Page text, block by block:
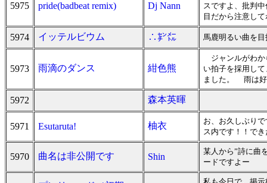
5975 pride(badbeat remix) Dj Nann
スですよ、批判
目だから注意して
5974 イッテルビウム ∴㌢㍍ 馬鹿明るい曲を
5973 雨滴のダンス 紺色熊
ジャンルがわか
い拍子を採用し
ました。 雨は好
5972 森本英暉
5971 Esutaruta! 柚衣
お、お久しぶり
ス内です！！で
5970 曲名は非公開です Shin
某人から”詩に曲
ードですよー